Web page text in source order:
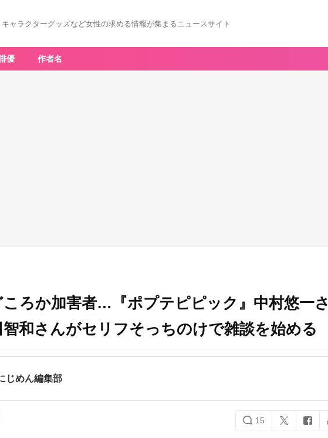
ャラクターグッズなど女性の求める情報が集まるニュースサイト
優 作者名
ころか加害者…『ポプテピピック』中村悠一さ
智和さんがセリフそっちのけで雑談を始める
じめん編集部
15